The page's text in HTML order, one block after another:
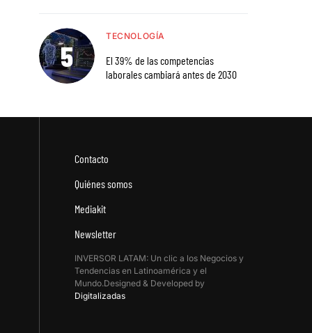
TECNOLOGÍA
El 39% de las competencias
laborales cambiará antes de 2030
Contacto
Quiénes somos
Mediakit
Newsletter
INVERSOR LATAM: Un clic a los Negocios y
Tendencias en Latinoamérica y el
Mundo.Designed & Developed by
Digitalizadas